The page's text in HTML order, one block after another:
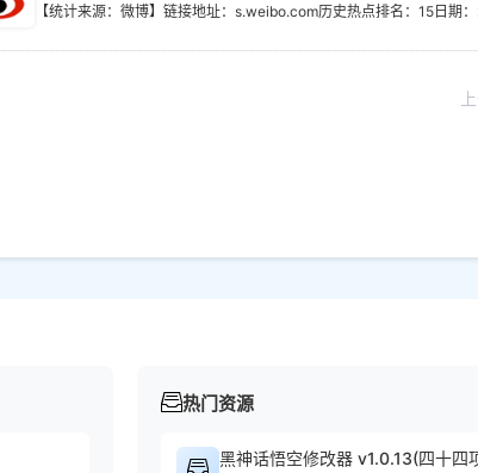
【统计来源：微博】链接地址：s.weibo.com历史热点排名：15 日期
热门资源